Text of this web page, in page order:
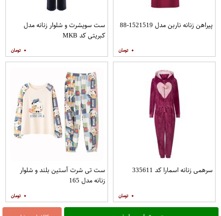
پیراهن زنانه ناربن مدل 1521519-88
۰
ست سویشرت و شلوار زنانه مدل
کبریتی کد MKB
۰
سرهمی زنانه اسمارا کد 335611
۰
ست تی شرت آستین بلند و شلوار
زنانه مدل 165
۰